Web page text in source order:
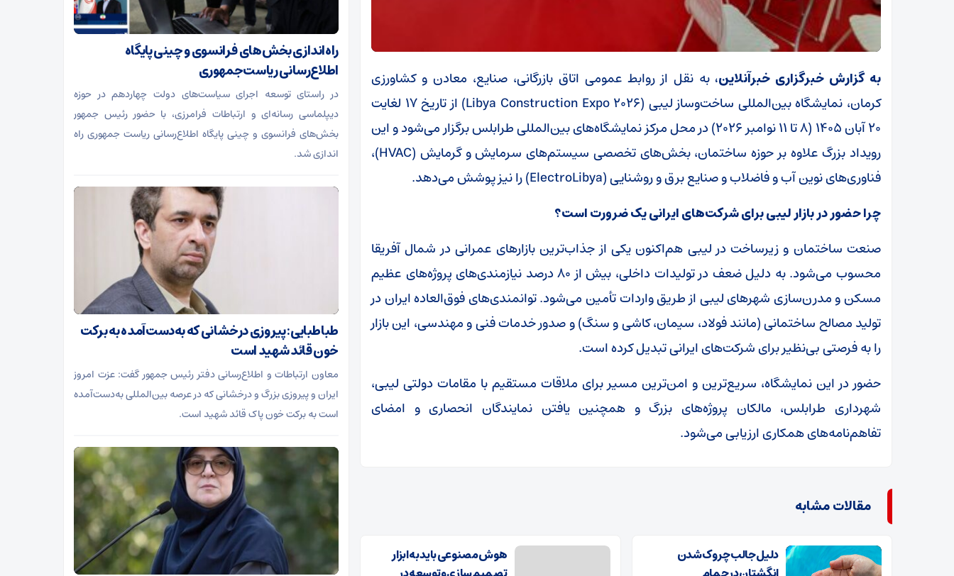
به گزارش خبرگزاری خبرآنلاین، به نقل از روابط عمومی اتاق بازرگانی، صنایع، معادن و کشاورزی
کرمان، نمایشگاه بین‌المللی ساخت‌وساز لیبی (Libya Construction Expo 2026) از تاریخ ۱۷ لغایت
۲۰ آبان ۱۴۰۵ (۸ تا ۱۱ نوامبر ۲۰۲۶) در محل مرکز نمایشگاه‌های بین‌المللی طرابلس برگزار می‌شود و این
رویداد بزرگ علاوه بر حوزه ساختمان، بخش‌های تخصصی سیستم‌های سرمایش و گرمایش (HVAC)،
فناوری‌های نوین آب و فاضلاب و صنایع برق و روشنایی (ElectroLibya) را نیز پوشش می‌دهد.
چرا حضور در بازار لیبی برای شرکت‌های ایرانی یک ضرورت است؟
صنعت ساختمان و زیرساخت در لیبی هم‌اکنون یکی از جذاب‌ترین بازارهای عمرانی در شمال آفریقا
محسوب می‌شود. به دلیل ضعف در تولیدات داخلی، بیش از ۸۰ درصد نیازمندی‌های پروژه‌های عظیم
مسکن و مدرن‌سازی شهرهای لیبی از طریق واردات تأمین می‌شود. توانمندی‌های فوق‌العاده ایران در
تولید مصالح ساختمانی (مانند فولاد، سیمان، کاشی و سنگ) و صدور خدمات فنی و مهندسی، این بازار
را به فرصتی بی‌نظیر برای شرکت‌های ایرانی تبدیل کرده است.
حضور در این نمایشگاه، سریع‌ترین و امن‌ترین مسیر برای ملاقات مستقیم با مقامات دولتی لیبی،
شهرداری طرابلس، مالکان پروژه‌های بزرگ و همچنین یافتن نمایندگان انحصاری و امضای
تفاهم‌نامه‌های همکاری ارزیابی می‌شود.
مقالات مشابه
دلیل جالب چروک شدن
هوش مصنوعی باید به ابزار
راه‌اندازی بخش‌های فرانسوی و چینی پایگاه
اطلاع‌رسانی ریاست‌جمهوری
در راستای توسعه اجرای سیاست‌های دولت چهاردهم در حوزه
دیپلماسی رسانه‌ای و ارتباطات فرامرزی، با حضور رئیس جمهور
بخش‌های فرانسوی و چینی پایگاه اطلاع‌رسانی ریاست جمهوری راه
اندازی شد.
طباطبایی: پیروزی درخشانی که به‌دست‌آمده به برکت
خون قائد شهید است
معاون ارتباطات و اطلاع‌رسانی دفتر رئیس جمهور گفت: عزت امروز
ایران و پیروزی بزرگ و درخشانی که در عرصه بین‌المللی به‌دست‌آمده
است به برکت خون پاک قائد شهید است.